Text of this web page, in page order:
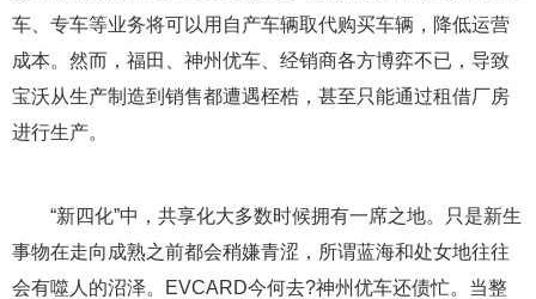
车、专车等业务将可以用自产车辆取代购买车辆，降低运营
成本。然而，福田、神州优车、经销商各方博弈不已，导致
宝沃从生产制造到销售都遭遇桎梏，甚至只能通过租借厂房
进行生产。
“新四化”中，共享化大多数时候拥有一席之地。只是新生
事物在走向成熟之前都会稍嫌青涩，所谓蓝海和处女地往往
会有噬人的沼泽。EVCARD今何去?神州优车还债忙。当整